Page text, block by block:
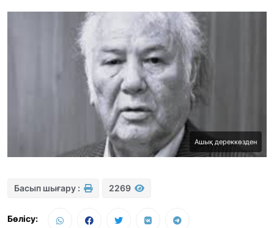
Ашық дереккөзден
Басып шығару : 2269
Бөлісу: